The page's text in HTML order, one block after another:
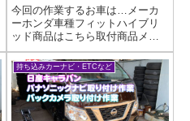
今回の作業するお車は…メーカ
ーホンダ車種フィットハイブリ
ッド商品はこちら取付商品メー
カー不明 コネクターキットで
すねアースを落とすタイプなの
で、コネクターが無くても加工
可能ですよ('ω')ノネットで買った
テレビキャンセラー・テレビキ
ット取り...
持ち込みカーナビ・ETCなど